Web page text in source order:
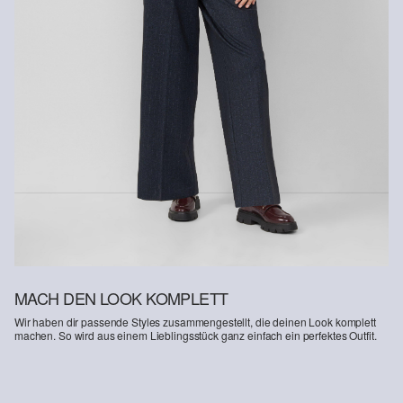
MACH DEN LOOK KOMPLETT
Wir haben dir passende Styles zusammengestellt, die deinen Look komplett
machen. So wird aus einem Lieblingsstück ganz einfach ein perfektes Outfit.